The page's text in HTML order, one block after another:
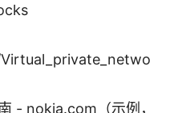
- nokia.com（示例，